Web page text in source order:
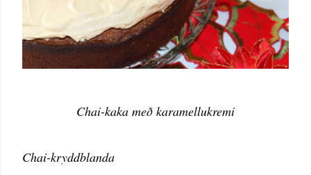
Chai-kaka með karamellukremi
Chai-kryddblanda